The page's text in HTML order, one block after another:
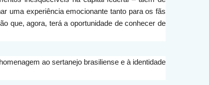
uma experiência emocionante tanto para os fãs
que, agora, terá a oportunidade de conhecer de
ao sertanejo brasiliense e à identidade